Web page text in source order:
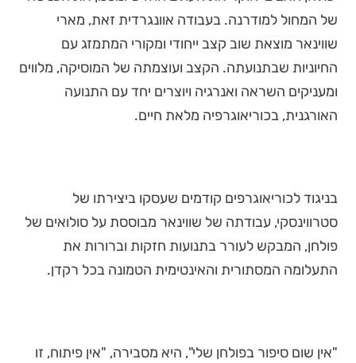
של המחול למודרנה. בעבודה אוונגרדית זאת, מארי
שווינאר מוצאת שוב קצב ייחודי ומקורי המתמזג עם
החיוניות שבתנועתה. הקצב ועוצמתה של המוסיקה, מלווים
ומעניקים השראה ואנרגיה ויוצרים יחד עם התנועה
האורגנית, בכוריאוגרפיה מלאת חיים.
בניגוד לכוריאוגרפים קודמים שעסקו ביצירתו של
סטרווינסקי, עבודתה של שווינאר מבוססת על סולואים של
פולחן, המבקש לעורר בתנועות חזקות וברורות את
התעלומה המסתורית והאינטימית הטמונה בכל רקדן.
"אין שום סיפור בפולחן שלי", היא מסבירה, "אין פיתוח, זו